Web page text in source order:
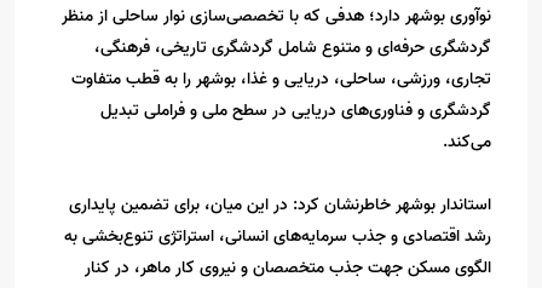
نوآوری بوشهر دارد؛ هدفی که با تخصصی‌سازی نوار ساحلی از منظر
گردشگری حرفه‌ای و متنوع شامل گردشگری تاریخی، فرهنگی،
تجاری، ورزشی، ساحلی، دریایی و غذا، بوشهر را به قطب متفاوت
گردشگری و فناوری‌های دریایی در سطح ملی و فراملی تبدیل
می‌کند.
استاندار بوشهر خاطرنشان کرد: در این میان، برای تضمین پایداری
رشد اقتصادی و جذب سرمایه‌های انسانی، استراتژی تنوع‌بخشی به
الگوی مسکن جهت جذب متخصصان و نیروی کار ماهر، در کنار